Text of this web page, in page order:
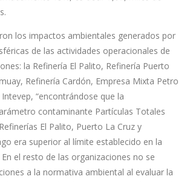
los impactos ambientales generados por
de las actividades operacionales de
la Refinería El Palito, Refinería Puerto
Refinería Cardón, Empresa Mixta Petro
“encontrándose que la
contaminante Partículas Totales
El Palito, Puerto La Cruz y
era superior al límite establecido en la
el resto de las organizaciones no se
a la normativa ambiental al evaluar la